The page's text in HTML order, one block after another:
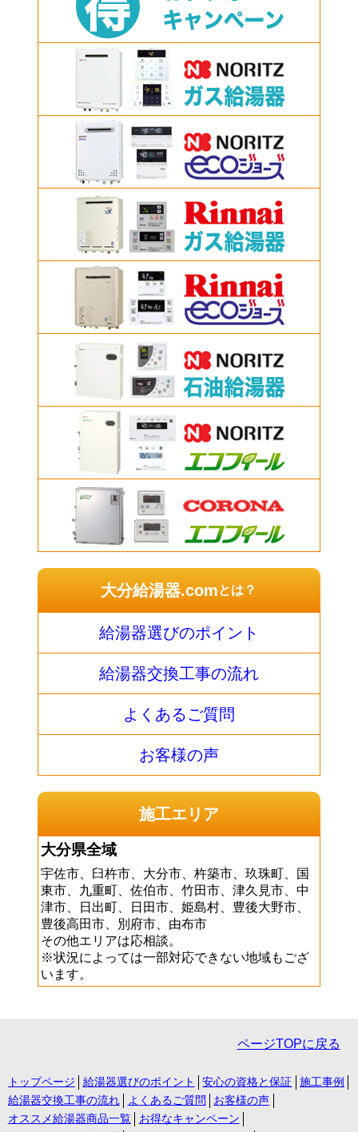
大分給湯器.comとは？
給湯器選びのポイント
給湯器交換工事の流れ
よくあるご質問
お客様の声
施工エリア
大分県全域
宇佐市、臼杵市、大分市、杵築市、玖珠町、国
東市、九重町、佐伯市、竹田市、津久見市、中
津市、日出町、日田市、姫島村、豊後大野市、
豊後高田市、別府市、由布市
その他エリアは応相談。
※状況によっては一部対応できない地域もござ
います。
ページTOPに戻る
トップページ 給湯器選びのポイント 安心の資格と保証
施工事例
給湯器交換工事の流れ
よくあるご質問
お客様の声
オススメ給湯器商品一覧
お得なキャンペーン